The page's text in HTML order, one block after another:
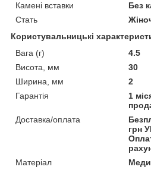
Камені вставки
Без
Стать
Користувальницькі
Вага (г)
4.5
Висота, мм
30
Ширина, мм
2
Гарантія
1
Доставка/оплата
грн
Матеріал